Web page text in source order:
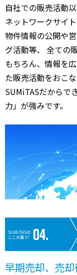
自社での販売活動
ネットワークサイ
物件情報の公開や
グ活動等、 全ての
もちろん、情報を
た販売活動をおこな
SUMiTASだからで
力」が強みです。
SUMiTASの
ここが違う!
早期売却、売